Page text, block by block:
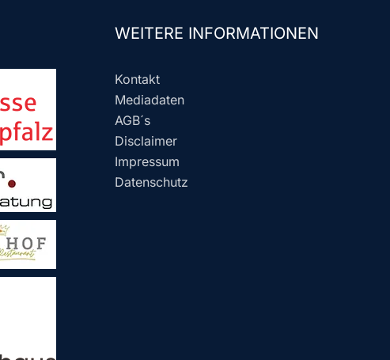
WEITERE INFORMATIONEN
Kontakt
Mediadaten
AGB´s
Disclaimer
Impressum
Datenschutz